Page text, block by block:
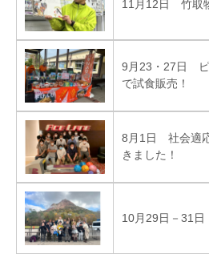
11月12日 竹取
9月23・27日 ピ
で試食販売！
8月1日 社会適
きました！
10月29日－31